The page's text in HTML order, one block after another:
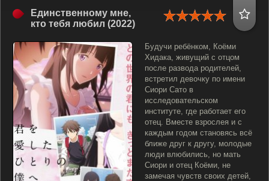
Единственному мне,
кто тебя любил (2022)
Будучи ребёнком, Коёми
Хидака, живущий с отцом
после развода родителей,
встретил девочку по имени
Сиори Сато в
исследовательском
институте, где работает его
отец. Вместе взрослея и с
каждым годом становясь всё
ближе друг к другу, молодые
люди влюбились, но мать
Сиори и отец Коёми, не
замечая чувств своих детей,